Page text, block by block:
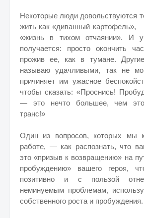
Некоторые люди довольствуются
жить как «диванный картофель»,
«жизнь в тихом отчаянии». И
получается: просто окончить
прожив ее, как в тумане.
называю удачливыми, так не
причиняет им ужасное
чтобы сказать: «Проснись!
— это нечто большее, чем
транс!»
Один из вопросов, которых мы
работе, — как распознать, что
это «призыв к возвращению» на
пробуждению» вашего героя,
позитивно и с пользой
неминуемым проблемам,
собственного роста и пробуждения.